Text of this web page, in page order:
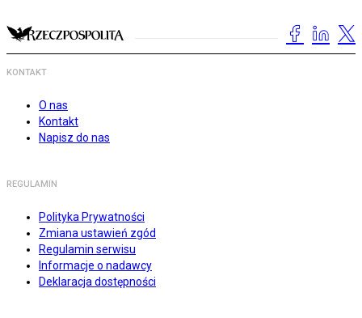
KONTAKT
O nas
Kontakt
Napisz do nas
REGULAMIN
Polityka Prywatności
Zmiana ustawień zgód
Regulamin serwisu
Informacje o nadawcy
Deklaracja dostępności